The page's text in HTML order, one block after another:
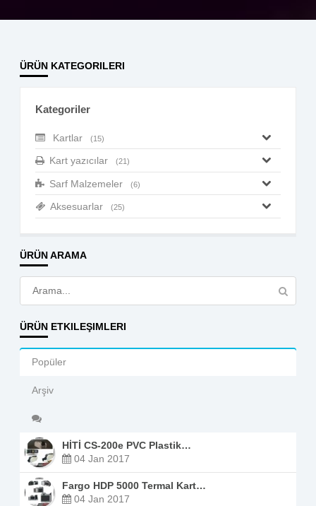
ÜRÜN KATEGORILERI
Kategoriler
Kartlar (15)
Kart yazıcılar (21)
Sarf Malzemeler (6)
Aksesuarlar (25)
ÜRÜN ARAMA
ÜRÜN ETKILEŞIMLERI
Popüler
Arşiv
HİTİ CS-200e PVC Plastik…
04 Jan 2017
Fargo HDP 5000 Termal Kart…
04 Jan 2017